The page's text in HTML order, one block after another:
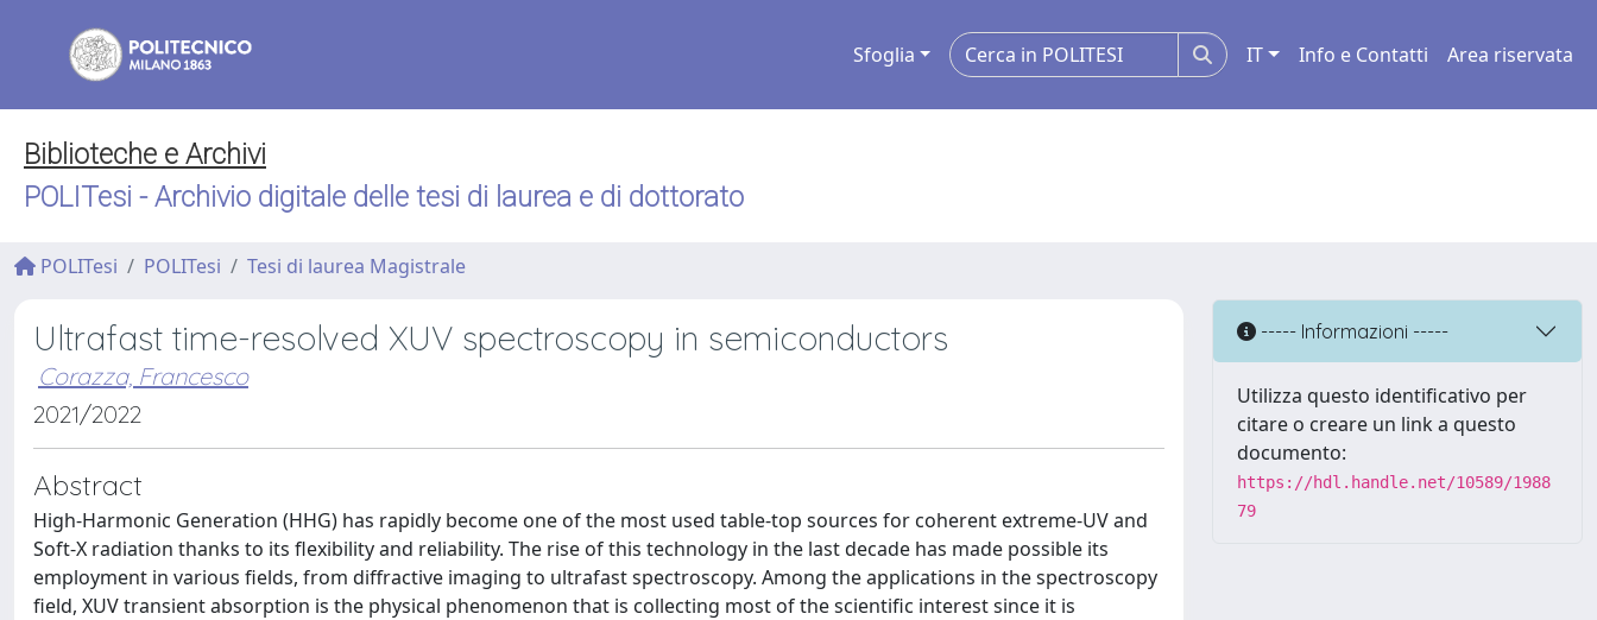
Sfoglia IT Info e Contatti Area riservata
Biblioteche e Archivi
POLITesi - Archivio digitale delle tesi di laurea e di dottorato
POLITesi POLITesi Tesi di laurea Magistrale
Ultrafast time-resolved XUV spectroscopy in semiconductors
Corazza, Francesco
2021/2022
Abstract
High-Harmonic Generation (HHG) has rapidly become one of the most used table-top sources for coherent extreme-UV and
Soft-X radiation thanks to its flexibility and reliability. The rise of this technology in the last decade has made possible its
employment in various fields, from diffractive imaging to ultrafast spectroscopy. Among the applications in the spectroscopy
field, XUV transient absorption is the physical phenomenon that is collecting most of the scientific interest since it is
----- Informazioni -----
Utilizza questo identificativo per
citare o creare un link a questo
documento:
https://hdl.handle.net/10589/1988
79